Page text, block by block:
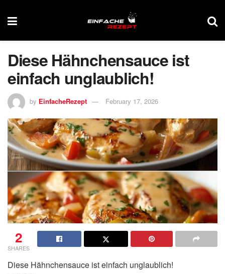
Diese Hähnchensauce ist
einfach unglaublich!
by EinfacheRezept February 17, 2026
2
SHARES
Diese Hähnchensauce ist einfach unglaublich!